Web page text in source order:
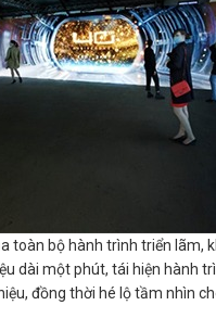
toàn bộ hành trình triển
dài một phút, tái hiện hành
đồng thời hé lộ tầm nhìn